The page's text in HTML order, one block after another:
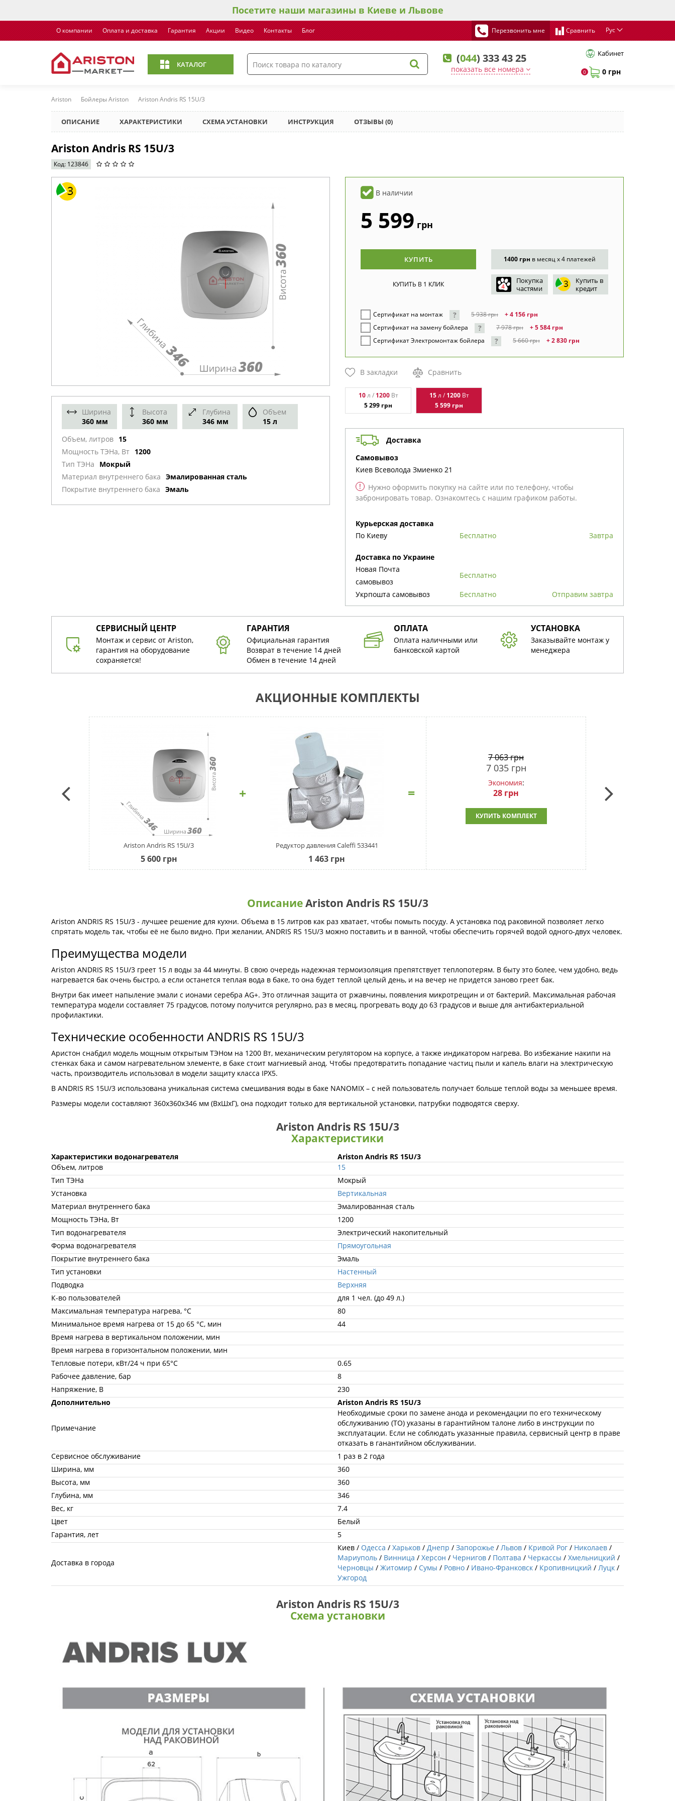
Посетите наши магазины в Киеве и Львове
О компании Оплата и доставка Гарантия Акции Видео Контакты Блог Перезвонить мне Сравнить Рус
КАТАЛОГ (044) 333 43 25
показать все номера
Кабинет
0 0 грн
Ariston Бойлеры Ariston Ariston Andris RS 15U/3
ОПИСАНИЕ ХАРАКТЕРИСТИКИ СХЕМА УСТАНОВКИ ИНСТРУКЦИЯ ОТЗЫВЫ (0)
Ariston Andris RS 15U/3
Код: 123846
Ширина
360 мм
Высота
360 мм
Глубина
346 мм
Объем
15 л
Объем, литров 15
Мощность ТЭНа, Вт 1200
Тип ТЭНа
Мокрый
Материал внутреннего бака Эмалированная сталь
Покрытие внутреннего бака Эмаль
В наличии
5 599 грн
КУПИТЬ 1400 грн в месяц x 4 платежей
Покупка
частями
Купить в
кредит
Сертификат на монтаж ? 5 938грн + 4 156 грн
Сертификат на замену бойлера
? 7 978грн + 5 584 грн
Сертификат Электромонтаж бойлера
? 5 660грн + 2 830 грн
В закладки Сравнить
10л / 1200Вт
5 299 грн
15л /1200Вт
5 599 грн
Доставка
cамовывоз
Киев Всеволода Змиенко 21
!
Нужно оформить покупку на сайте или по телефону, чтобы
забронировать товар. Ознакомтесь с нашим графиком работы.
Курьерская доставка
По Киеву
бесплатно Завтра
Доставка по Украине
Новая Почта
cамовывоз
бесплатно
Укрпошта cамовывоз
бесплатно Отправим завтра
СЕРВИСНЫЙ ЦЕНТР
Монтаж и сервис от Ariston,
гарантия на оборудование
сохраняется!
ГАРАНТИЯ
Официальная гарантия
Возврат в течение 14 дней
Обмен в течение 14 дней
ОПЛАТА
Оплата наличными или
банковской картой
УСТАНОВКА
Заказывайте монтаж у
менеджера
АКЦИОННЫЕ КОМПЛЕКТЫ
Ariston Andris RS 15U/3
5 600 грн
+
Редуктор давления Caleffi 533441
1 463 грн
=
7 063 грн
7 035 грн
Экономия:
28 грн
КУПИТЬ КОМПЛЕКТ
ОписаниеAriston Andris RS 15U/3
Ariston ANDRIS RS 15U/3 - лучшее решение для кухни. Объема в 15 литров как раз хватает, чтобы помыть посуду. А установка под раковиной позволяет легко
спрятать модель так, чтобы её не было видно. При желании, ANDRIS RS 15U/3 можно поставить и в ванной, чтобы обеспечить горячей водой одного-двух человек.
Преимущества модели
Ariston ANDRIS RS 15U/3 греет 15 л воды за 44 минуты. В свою очередь надежная термоизоляция препятствует теплопотерям. В быту это более, чем удобно, ведь
нагревается бак очень быстро, а если останется теплая вода в баке, то она будет теплой целый день, и на вечер не придется заново греет бак.
Внутри бак имеет напыление эмали с ионами серебра AG+. Это отличная защита от ржавчины, появления микротрещин и от бактерий. Максимальная рабочая
температура модели составляет 75 градусов, потому получится регулярно, раз в месяц, прогревать воду до 63 градусов и выше для антибактериальной
профилактики.
Технические особенности ANDRIS RS 15U/3
Аристон снабдил модель мощным открытым ТЭНом на 1200 Вт, механическим регулятором на корпусе, а также индикатором нагрева. Во избежание накипи на
стенках бака и самом нагревательном элементе, в баке стоит магниевый анод. Чтобы предотвратить попадание частиц пыли и капель влаги на электрическую
часть, производитель использовал в модели защиту класса IPX5.
В ANDRIS RS 15U/3 использована уникальная система смешивания воды в баке NANOMIX – с ней пользователь получает больше теплой воды за меньшее время.
Размеры модели составляют 360x360x346 мм (ВxШxГ), она подходит только для вертикальной установки, патрубки подводятся сверху.
Ariston Andris RS 15U/3
Характеристики
Характеристики водонагревателя
Ariston Andris RS 15U/3
Объем, литров
15
Тип ТЭНа
Мокрый
Установка
Вертикальная
Материал внутреннего бака
Эмалированная сталь
Мощность ТЭНа, Вт
1200
Тип водонагревателя
Электрический накопительный
Форма водонагревателя
Прямоугольная
Покрытие внутреннего бака
Эмаль
Тип установки
Настенный
Подводка
Верхняя
К-во пользователей
для 1 чел. (до 49 л.)
Максимальная температура нагрева, °С
80
Минимальное время нагрева от 15 до 65 °С, мин
44
Время нагрева в вертикальном положении, мин
Время нагрева в горизонтальном положении, мин
Тепловые потери, кВт/24 ч при 65°C
0.65
Рабочее давление, бар
8
Напряжение, В
230
Дополнительно
Ariston Andris RS 15U/3
Примечание
Необходимые сроки по замене анода и рекомендации по его техническому
обслуживанию (ТО) указаны в гарантийном талоне либо в инструкции по
эксплуатации. Если не соблюдать указанные правила, сервисный центр в праве
отказать в ганантийном обслуживании.
Сервисное обслуживание
1 раз в 2 года
Ширина, мм
360
Высота, мм
360
Глубина, мм
346
Вес, кг
7.4
Цвет
Белый
Гарантия, лет
5
Доставка в города
Киев / Одесса / Харьков / Днепр / Запорожье / Львов / Кривой Рог / Николаев /
Мариуполь / Винница / Херсон / Чернигов / Полтава / Черкассы / Хмельницкий /
Черновцы / Житомир / Сумы / Ровно / Ивано-Франковск / Кропивницкий / Луцк /
Ужгород
Ariston Andris RS 15U/3
Схема установки